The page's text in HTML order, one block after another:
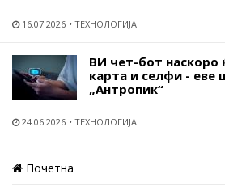
16.07.2026 ТЕХНОЛОГИЈА
ВИ чет-бот наскоро
карта и селфи - еве
„Антропик“
24.06.2026 ТЕХНОЛОГИЈА
Почетна